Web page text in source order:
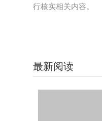
行核实相关内容。
最新阅读